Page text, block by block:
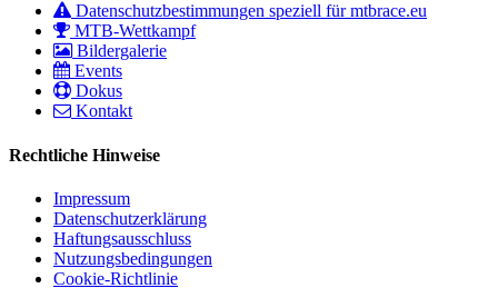
Datenschutzbestimmungen speziell für mtbrace.eu
MTB-Wettkampf
Bildergalerie
Events
Dokus
Kontakt
Rechtliche Hinweise
Impressum
Datenschutzerklärung
Haftungsausschluss
Nutzungsbedingungen
Cookie-Richtlinie